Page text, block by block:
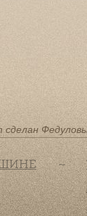
сделан